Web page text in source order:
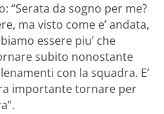
“Serata da sogno per me?
ma visto come e’ andata,
essere piu’ che
subito nonostante
con la squadra. E’
importante tornare per